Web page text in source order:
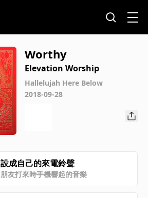
Worthy
Elevation Worship
Hallelujah Here Below
2018-09-28
設成自己的來電鈴聲
朋友打來時手機響起的音樂